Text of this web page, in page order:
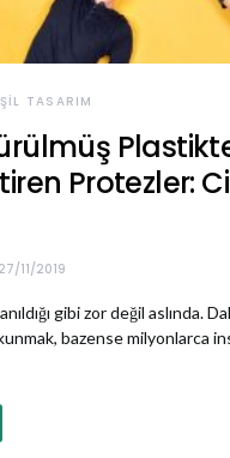
TASARIM
Protezler:
27/11/2019
gibi zor değil aslında.
bazense milyonlarca